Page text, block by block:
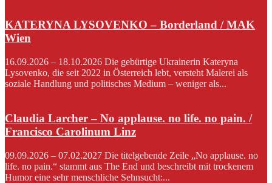
KATERYNA LYSOVENKO – Borderland / MAK
Wien
16.09.2026 – 18.10.2026 Die gebürtige Ukrainerin Kateryna
Lysovenko, die seit 2022 in Österreich lebt, versteht Malerei als
soziale Handlung und politisches Medium – weniger als...
Claudia Larcher – No applause. no life. no pain. /
Francisco Carolinum Linz
09.09.2026 – 07.02.2027 Die titelgebende Zeile „No applause. no
life. no pain.“ stammt aus The End und beschreibt mit trockenem
Humor eine sehr menschliche Sehnsucht:...